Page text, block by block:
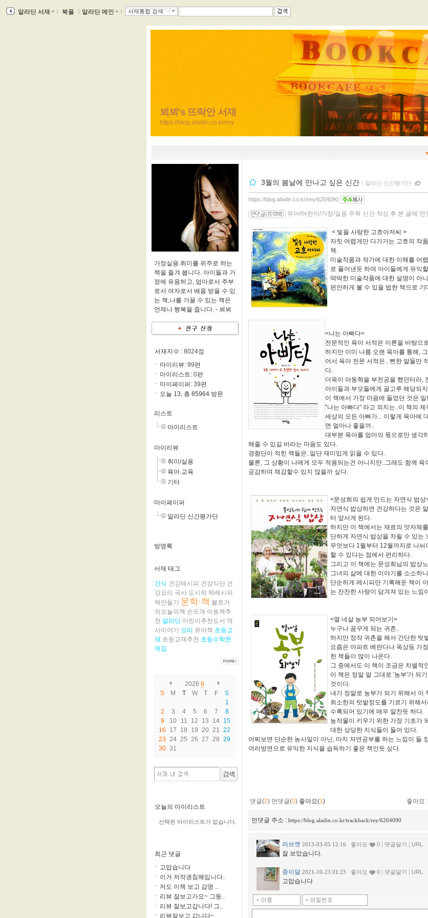
알라딘 서재 ｌ 북플 ｌ 알라딘 메인 ｌ 서재통합 검색
뵈뵈's 뜨락안 서재
https://blog.aladin.co.kr/rey
가정실용.취미를 위주로 하는
책을 즐겨 봅니다. 아이들과 가
정에 유용하고, 엄마로서 주부
로서 여자로서 배움 받을 수 있
는 책,나를 가꿀 수 있는 책은
언제나 행복을 줍니다. - 뵈뵈
서재지수 : 8024점
마이리뷰: 99편
마이리스트: 0편
마이페이퍼: 39편
오늘 13, 총 85964 방문
리스트
마이리스트
마이리뷰
취미/실용
육아.교육
기타
마이페이퍼
알라딘 신간평가단
방명록
서재 태그
간식 건강레시피 건강식단 건
강요리 국사 도시락 떡레시피
떡만들기 문학·책 블로거
의오늘의책 손뜨개 아동책추
천 알라딘 어린이추천도서 역
사이야기 요리 유아책 초등교
재 초등교재추천 초등수학문
제집
2026 8
S
M T W T F
S
1
2
3 4 5 6 7
8
9
10 11 12 13 14 15
16
17 18 19 20 21
22
23 24 25 26 27 28 29
30 31
오늘의 마이리스트
선택된 마이리스트가 없습니다.
최근 댓글
고맙습니다
이거 저작권침해입니다..
저도 이책 보고 감명 ..
리뷰 잘보고가요~ 그동..
리뷰 잘보고갑니다! 그..
리뷰잘보고 갑니다~
3월의 봄날에 만나고 싶은 신간 ｌ 알라딘 신간평가단
https://blog.aladin.co.kr/rey/6204090
유아/어린이/가정/실용 주목 신간 작성 후 본 글에 먼
< 빛을 사랑한 고흐아저씨 >
자칫 어렵게만 다가가는 고흐의 작
책.
미술작품과 작가에 대한 이해를 어
로 풀어낸듯 하여 아이들에게 유익
딱딱한 미술작품에 대한 설명이 아
편안하게 볼 수 있을 법한 책으로 기
<나는 아빠다>
전문적인 육아 서적은 이론을 바탕으
하지만 이미 나름 오랜 육아를 통해,
어서 육아 전문 서적은.. 뻔한 말들만
다.
더욱이 아동학을 부전공을 했던터라,
아이들과 부모들에게 골고루 해당되
이 책에서 가장 마음에 들었던 것은
"나는 아빠다" 라고 외치는..이 책의
세상의 모든 아빠가... 이렇게 육아에
면 얼마나 좋을까..
대부분 육아를 엄마의 몫으로만 생각
해줄 수 있길 바라는 마음도 있다.
경함단이 적힌 책들은..일단 재미있게 읽을 수 있다.
물론, 그 상황이 나에게 모두 적용되는건 아니지만..그래도 함께 육
공감하며 체감할수 있지 않을까 싶다.
<문성희의 쉽게 만드는 자연식 밥상
자연식 밥상하면 건강하다는 것은
터 앞서게 된다.
하지만 이 책에서는 재료의 맛자체
단하게 자연식 밥상을 차릴 수 있는
무엇보다 1월부터 12월까지로 나
할 수 있다는 점에서 편리하다.
그리고 이 책에는 문성희님의 밥상
그녀의 삶에 대한 이야기를 소소하
단순하게 레시피만 기록해둔 책이
는 잔잔한 사랑이 담겨져 있는 느낌
<열 네살 농부 되어보기>
누구나 꿈꾸게 되는 귀촌..
하지만 정작 귀촌을 해서 간단한 텃
요즘은 아파트 베란다나 옥상등 가
한 책들이 많이 나온다.
그 중에서도 이 책이 조금은 차별적
이 책은 정말 말 그대로 '농부'가 되
것이다.
내가 정말로 농부가 되기 위해서 이
최소한의 텃밭정도를 기르기 위해
수록되어 있기에 매우 알찬듯 하다.
농작물이 키우기 위한 가장 기초가
대한 상당한 지식들이 들어 있다.
어찌보면 단순한 농사일이 아닌, 마치 자연공부를 하는 느낌이 들
여러방면으로 유익한 지식을 습득하기 좋은 책인듯 싶다.
댓글(2) 먼댓글(0) 좋아요(1) 좋아요 ｌ
먼댓글 주소 : https://blog.aladin.co.kr/trackback/rey/6204090
러브캣 2013-03-05 12:16 좋아요 0 댓글달기 URL
잘 보았습니다.
종이달 2021-10-23 01:23 좋아요 0 댓글달기 URL
고맙습니다